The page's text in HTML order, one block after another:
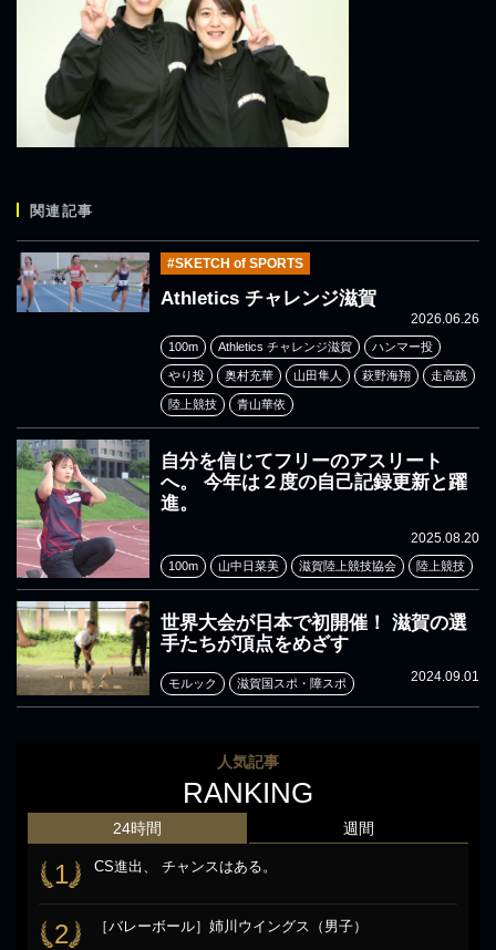
関連記事
#SKETCH of SPORTS
Athletics チャレンジ滋賀
2026.06.26
100m Athletics チャレンジ滋賀 ハンマー投
やり投 奥村充華 山田隼人 萩野海翔 走高跳
陸上競技 青山華依
自分を信じてフリーのアスリート
へ。 今年は２度の自己記録更新と躍
進。
2025.08.20
100m 山中日菜美 滋賀陸上競技協会 陸上競技
世界大会が日本で初開催！ 滋賀の選
手たちが頂点をめざす
2024.09.01
モルック 滋賀国スポ・障スポ
人気記事
RANKING
24時間
1 CS進出、 チャンスはある。
2 ［バレーボール］姉川ウイングス（男子）
週間